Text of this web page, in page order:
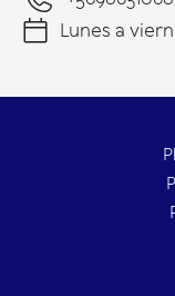
Lunes a